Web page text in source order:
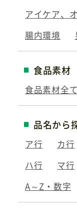
アイケア、
腸内環境
食品素材
食品素材全て
品名から
ア行 カ行
ハ行
マ行
A～Z・数字